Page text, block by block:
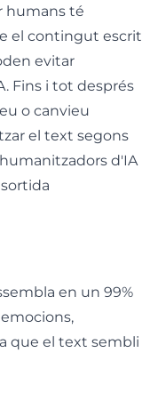
humans té
el contingut escrit
evitar
Fins i tot després
o canvieu
el text segons
d'IA
en un 99%
que el text sembli